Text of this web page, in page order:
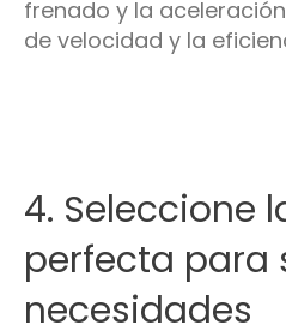
frenado y la
de velocidad y la
4. Seleccione
perfecta para
necesidades